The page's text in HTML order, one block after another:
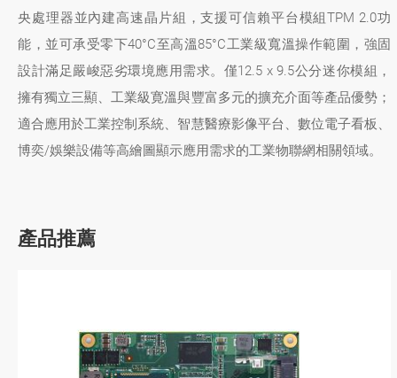
央處理器並內建高速晶片組，支援可信賴平台模組TPM 2.0功
能，並可承受零下40°C至高溫85°C工業級寬溫操作範圍，強固
設計滿足嚴峻惡劣環境應用需求。僅12.5 x 9.5公分迷你模組，
擁有獨立三顯、工業級寛溫與豐富多元的擴充介面等產品優勢；
適合應用於工業控制系統、智慧醫療影像平台、數位電子看板、
博奕/娛樂設備等高繪圖顯示應用需求的工業物聯網相關領域。
產品推薦